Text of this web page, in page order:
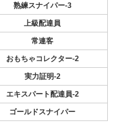
熟練スナイパー-3
上級配達員
常連客
おもちゃコレクター-2
実力証明-2
エキスパート配達員-2
ゴールドスナイパー